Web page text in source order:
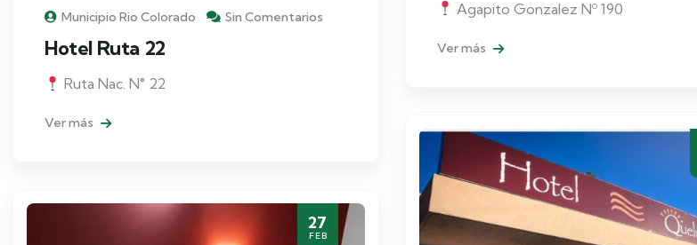
Municipio Rio Colorado Sin Comentarios
Hotel Ruta 22
Ruta Nac. N° 22
Ver más
Agapito Gonzalez Nº 190
Ver más
27
FEB